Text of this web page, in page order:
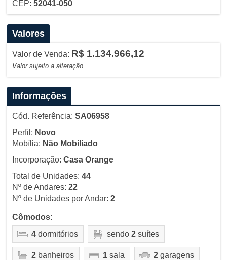
CEP: 52041-050
Valores
Valor de Venda: R$ 1.134.966,12
Valor sujeito a alteração
Informações
Cód. Referência: SA06958
Perfil: Novo
Mobília: Não Mobiliado
Incorporação: Casa Orange
Total de Unidades: 44
Nº de Andares: 22
Nº de Unidades por Andar: 2
Cômodos:
4dormitórios sendo 2suítes
2banheiros 1sala 2garagens